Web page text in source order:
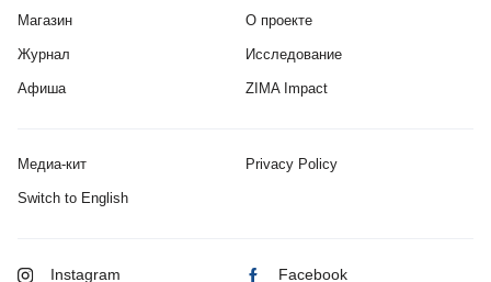
Магазин
Журнал
Афиша
О проекте
Исследование
ZIMA Impact
Медиа-кит Privacy Policy
Switch to English
Instagram Facebook